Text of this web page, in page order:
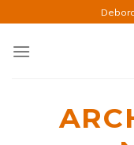
ai
contenuti